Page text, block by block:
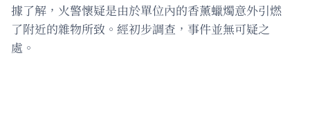
據了解，火警懷疑是由於單位內的香薰蠟燭意外引燃
了附近的雜物所致。經初步調查，事件並無可疑之
處。